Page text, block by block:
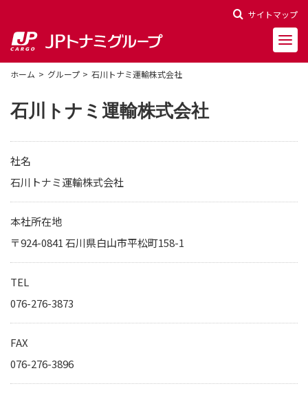
サイトマップ
会社概要
財務ハイライト
電子公告
ホーム グループ 石川トナミ運輸株式会社
石川トナミ運輸株式会社
社名
石川トナミ運輸株式会社
本社所在地
〒924-0841 石川県白山市平松町158-1
TEL
076-276-3873
FAX
076-276-3896